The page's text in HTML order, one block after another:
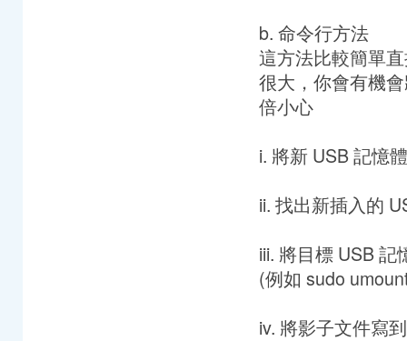
b. 命令行方法
這方法比較簡單
很大，你會有機
倍小心
i. 將新 USB 記憶
ii. 找出新插入的
iii. 將目標 USB 記
(例如 sudo
iv. 將影子文件寫